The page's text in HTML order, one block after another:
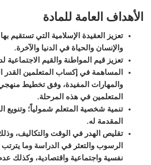
الأهداف العامة للمادة
تعزيز العقيدة الإسلامية التي تستقيم
والإنسان والحياة في الدنيا والآخرة.
تعزيز قيم المواطنة والقيم الاجتماعية
المساهمة في إكساب المتعلمين القدر
والمهارات المفيدة، وفق تخطيط
المتعلمين في هذه المرحلة.
تنمية شخصية المتعلم شمولياً؛ وتنويع
المقدمة له.
تقليص الهدر في الوقت والتكاليف،
الرسوب والتعثر في الدراسة وما
نفسية واجتماعية واقتصادية، وكذلك